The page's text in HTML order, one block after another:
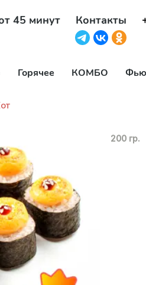
45 минут Контакты
Горячее КОМБО
200 гр.